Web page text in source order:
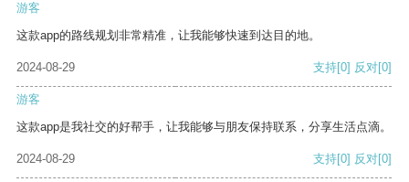
游客
这款app的路线规划非常精准，让我能够快速到达目的地。
2024-08-29 支持[0] 反对[0]
游客
这款app是我社交的好帮手，让我能够与朋友保持联系，分享生活点滴。
2024-08-29 支持[0] 反对[0]